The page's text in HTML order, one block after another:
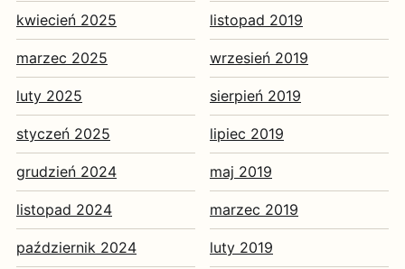
kwiecień 2025
marzec 2025
luty 2025
styczeń 2025
grudzień 2024
listopad 2024
październik 2024
listopad 2019
wrzesień 2019
sierpień 2019
lipiec 2019
maj 2019
marzec 2019
luty 2019